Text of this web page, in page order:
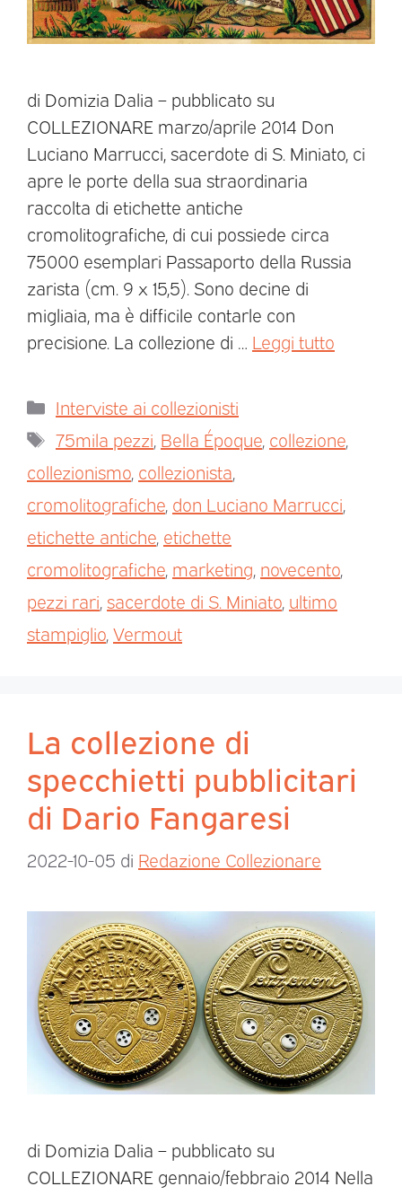
di Domizia Dalia – pubblicato su
COLLEZIONARE marzo/aprile 2014 Don
Luciano Marrucci, sacerdote di S. Miniato, ci
apre le porte della sua straordinaria
raccolta di etichette antiche
cromolitografiche, di cui possiede circa
75000 esemplari Passaporto della Russia
zarista (cm. 9 x 15,5). Sono decine di
migliaia, ma è difficile contarle con
precisione. La collezione di … Leggi tutto
Interviste ai collezionisti
75mila pezzi Bella Époque collezione
collezionismo collezionista
cromolitografiche don Luciano Marrucci
etichette antiche etichette
cromolitografiche marketing novecento
pezzi rari sacerdote di S. Miniato ultimo
stampiglio Vermout
La collezione di
specchietti pubblicitari
di Dario Fangaresi
2022-10-05 di Redazione Collezionare
di Domizia Dalia – pubblicato su
COLLEZIONARE gennaio/febbraio 2014 Nella